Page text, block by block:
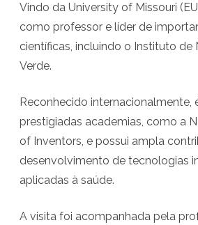
r
e
e
v
i
Vindo da University of Missouri
como professor e líder de
científicas, incluindo o Instituto de
Verde.
Reconhecido internacionalmente,
prestigiadas academias, como a
of Inventors, e possui ampla
desenvolvimento de tecnologias
aplicadas à saúde.
A visita foi acompanhada pela